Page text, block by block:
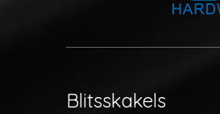
Blitsskakels